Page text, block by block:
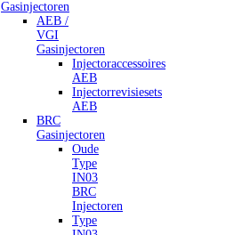
Gasinjectoren
AEB /
VGI
Gasinjectoren
Injectoraccessoires
AEB
Injectorrevisiesets
AEB
BRC
Gasinjectoren
Oude
Type
IN03
BRC
Injectoren
Type